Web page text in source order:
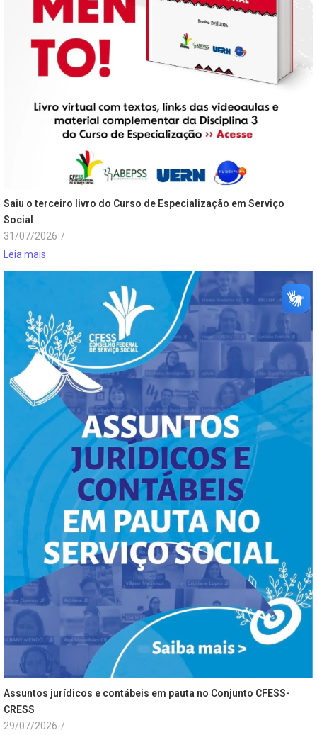
Saiu o terceiro livro do Curso de Especialização em Serviço
Social
31/07/2026 /
Leia mais
Assuntos jurídicos e contábeis em pauta no Conjunto CFESS-
CRESS
29/07/2026 /